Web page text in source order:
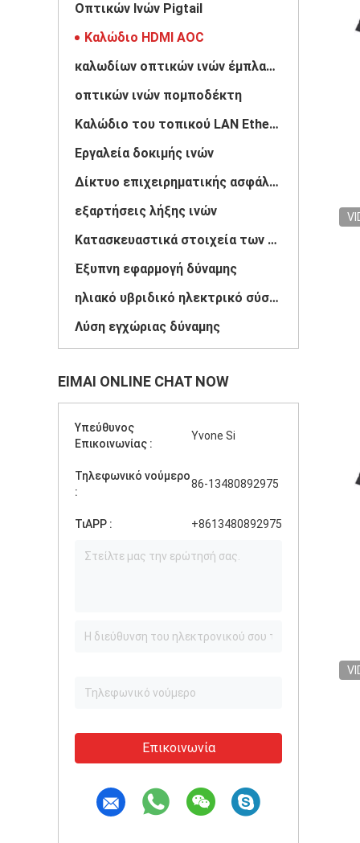
Οπτικών Ινών Pigtail
Καλώδιο HDMI AOC
καλωδίων οπτικών ινών έμπλαστρο
οπτικών ινών πομποδέκτη
Καλώδιο του τοπικού LAN Ethernet
Εργαλεία δοκιμής ινών
Δίκτυο επιχειρηματικής ασφάλειας
εξαρτήσεις λήξης ινών
Κατασκευαστικά στοιχεία των οπτικών ινών
Έξυπνη εφαρμογή δύναμης
ηλιακό υβριδικό ηλεκτρικό σύστημα αέρα
Λύση εγχώριας δύναμης
ΕΊΜΑΙ ONLINE CHAT NOW
Υπεύθυνος
Επικοινωνίας :
Yvone Si
Τηλεφωνικό νούμερο
:
86-13480892975
ΤιAPP : +8613480892975
Επικοινωνία